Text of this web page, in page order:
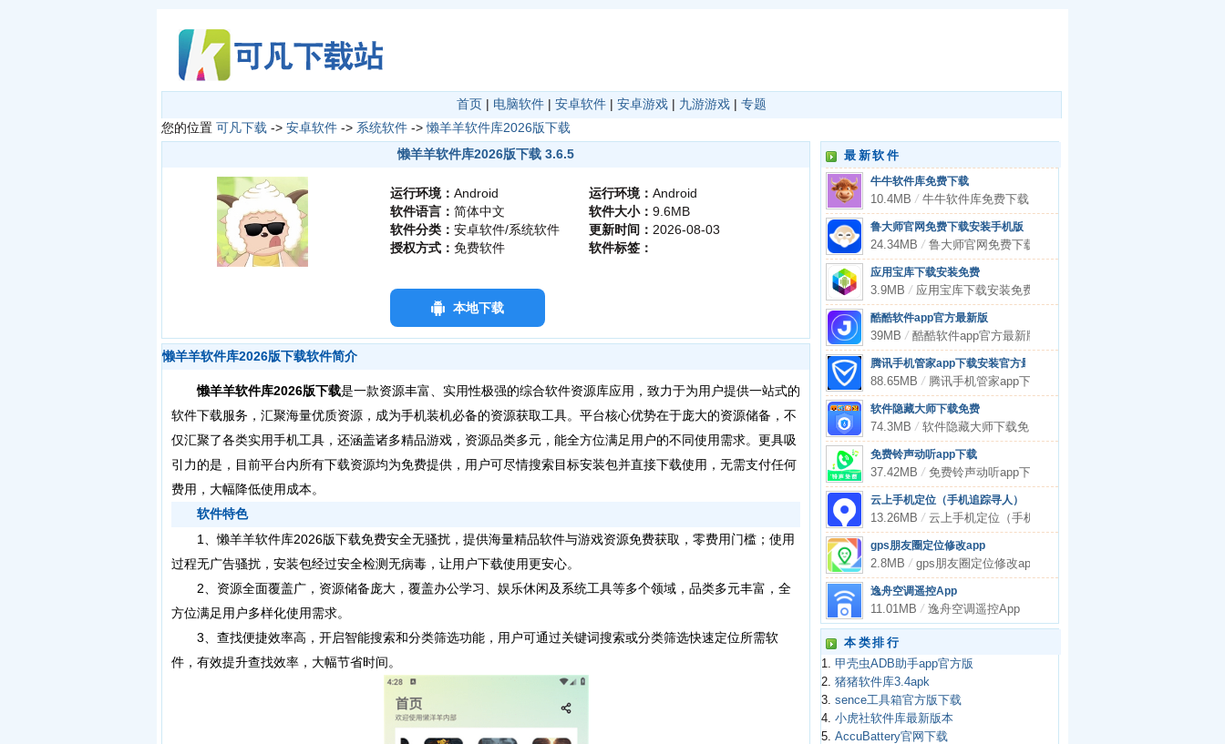
首页 | 电脑软件 | 安卓软件 | 安卓游戏 | 九游游戏 | 专题
您的位置 可凡下载 -> 安卓软件 -> 系统软件 ->懒羊羊软件库2026版下载
懒羊羊软件库2026版下载 3.6.5
运行环境： Android
软件语言： 简体中文
软件分类： 安卓软件/系统软件
授权方式： 免费软件
运行环境： Android
软件大小： 9.6MB
更新时间： 2026-08-03
软件标签：
本地下载
懒羊羊软件库2026版下载软件简介
懒羊羊软件库2026版下载是一款资源丰富、实用性极强的综合软件资源库应用，致力于为用户提供一站式的
软件下载服务，汇聚海量优质资源，成为手机装机必备的资源获取工具。平台核心优势在于庞大的资源储备，不
仅汇聚了各类实用手机工具，还涵盖诸多精品游戏，资源品类多元，能全方位满足用户的不同使用需求。更具吸
引力的是，目前平台内所有下载资源均为免费提供，用户可尽情搜索目标安装包并直接下载使用，无需支付任何
费用，大幅降低使用成本。
软件特色
1、懒羊羊软件库2026版下载免费安全无骚扰，提供海量精品软件与游戏资源免费获取，零费用门槛；使用
过程无广告骚扰，安装包经过安全检测无病毒，让用户下载使用更安心。
2、资源全面覆盖广，资源储备庞大，覆盖办公学习、娱乐休闲及系统工具等多个领域，品类多元丰富，全
方位满足用户多样化使用需求。
3、查找便捷效率高，开启智能搜索和分类筛选功能，用户可通过关键词搜索或分类筛选快速定位所需软
件，有效提升查找效率，大幅节省时间。
最新软件
牛牛软件库免费下载
10.4MB/ 牛牛软件库免费下载
鲁大师官网免费下载安装手机版
24.34MB/ 鲁大师官网免费下载安装手机版
应用宝库下载安装免费
3.9MB/ 应用宝库下载安装免费
酷酷软件app官方最新版
39MB/ 酷酷软件app官方最新版
腾讯手机管家app下载安装官方最新版
88.65MB/ 腾讯手机管家app下载安装官方最新版
软件隐藏大师下载免费
74.3MB/ 软件隐藏大师下载免费
免费铃声动听app下载
37.42MB/ 免费铃声动听app下载
云上手机定位（手机追踪寻人）
13.26MB/ 云上手机定位（手机追踪寻人）
gps朋友圈定位修改app
2.8MB/ gps朋友圈定位修改app
逸舟空调遥控App
11.01MB/ 逸舟空调遥控App
本类排行
1. 甲壳虫ADB助手app官方版
2. 猪猪软件库3.4apk
3. sence工具箱官方版下载
4. 小虎社软件库最新版本
5. AccuBattery官网下载